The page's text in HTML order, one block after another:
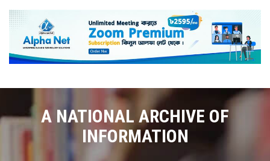
A NATIONAL ARCHIVE OF
INFORMATION